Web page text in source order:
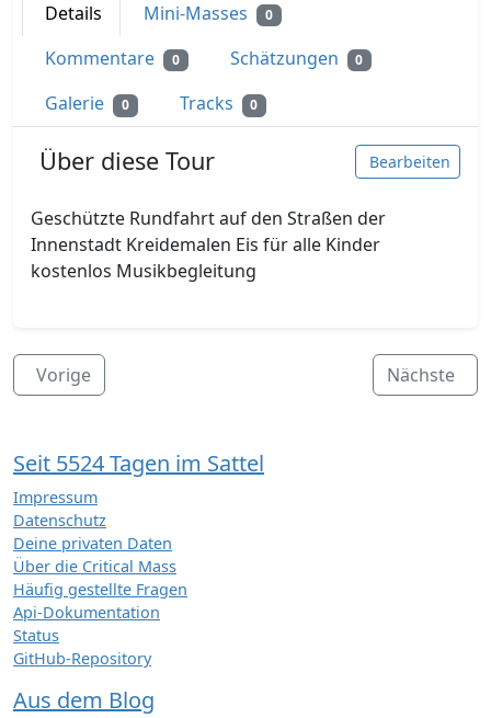
Details Mini-Masses 0
Kommentare 0 Schätzungen 0
Galerie 0 Tracks 0
Über diese Tour Bearbeiten
Geschützte Rundfahrt auf den Straßen der
Innenstadt Kreidemalen Eis für alle Kinder
kostenlos Musikbegleitung
Vorige Nächste
Seit 5524 Tagen im Sattel
Impressum
Datenschutz
Deine privaten Daten
Über die Critical Mass
Häufig gestellte Fragen
Api-Dokumentation
Status
GitHub-Repository
Aus dem Blog